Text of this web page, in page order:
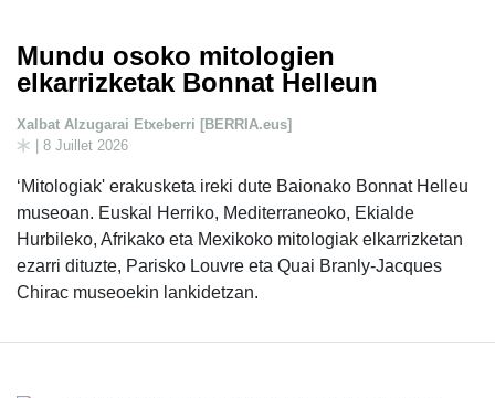
Mundu osoko mitologien
elkarrizketak Bonnat Helleun
Xalbat Alzugarai Etxeberri [BERRIA.eus]
| 8 Juillet 2026
‘Mitologiak' erakusketa ireki dute Baionako Bonnat Helleu
museoan. Euskal Herriko, Mediterraneoko, Ekialde
Hurbileko, Afrikako eta Mexikoko mitologiak elkarrizketan
ezarri dituzte, Parisko Louvre eta Quai Branly-Jacques
Chirac museoekin lankidetzan.